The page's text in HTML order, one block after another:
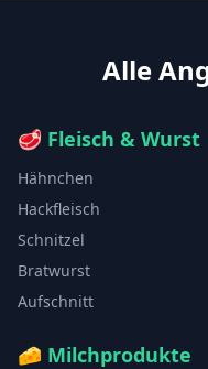
Alle
🥩 Fleisch & Wurst
Hähnchen
Hackfleisch
Schnitzel
Bratwurst
Aufschnitt
🧀 Milchprodukte